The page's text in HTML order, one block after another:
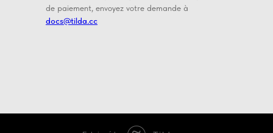
de paiement, envoyez votre demande à
docs@tilda.cc